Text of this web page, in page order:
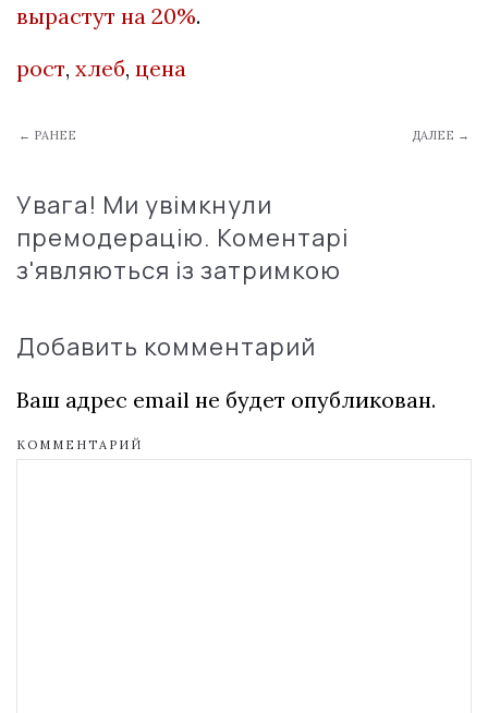
вырастут на 20%.
рост, хлеб, цена
← РАНЕЕ ДАЛЕЕ →
Увага! Ми увімкнули
премодерацію. Коментарі
з'являються із затримкою
Добавить комментарий
Ваш адрес email не будет опубликован.
КОММЕНТАРИЙ